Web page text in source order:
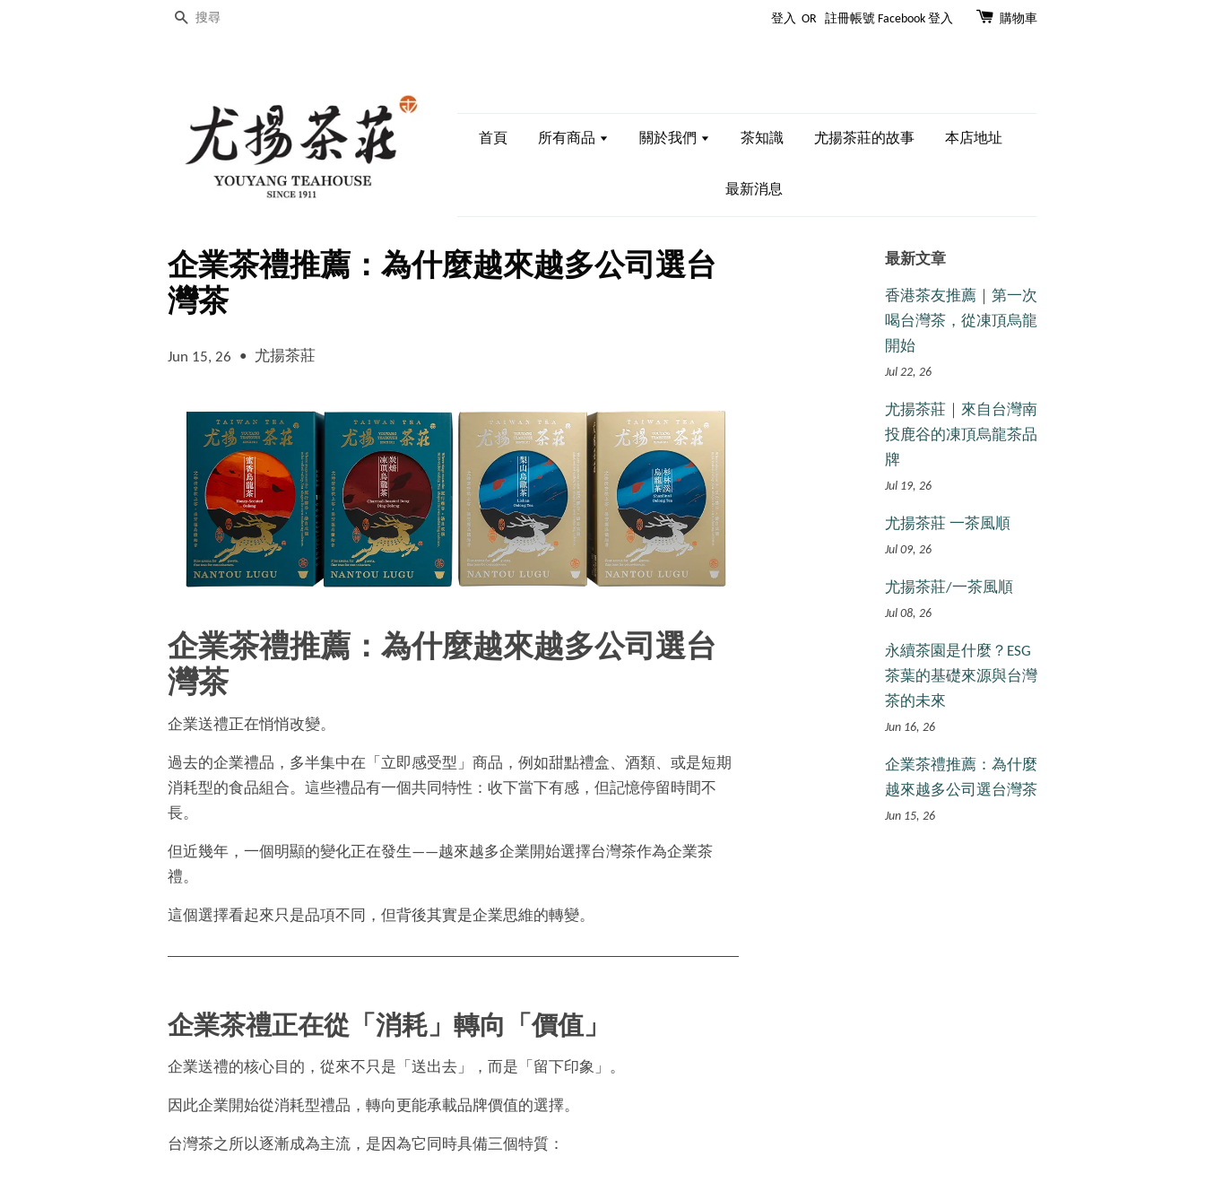
搜尋 登入 OR 註冊帳號 Facebook 登入 購物車
首頁 所有商品 關於我們 茶知識 尤揚茶莊的故事 本店地址
最新消息
企業茶禮推薦：為什麼越來越多公司選台
灣茶
Jun 15, 26 • 尤揚茶莊
企業茶禮推薦：為什麼越來越多公司選台
灣茶
企業送禮正在悄悄改變。
過去的企業禮品，多半集中在「立即感受型」商品，例如甜點禮盒、酒類、或是短期
消耗型的食品組合。這些禮品有一個共同特性：收下當下有感，但記憶停留時間不
長。
但近幾年，一個明顯的變化正在發生——越來越多企業開始選擇台灣茶作為企業茶
禮。
這個選擇看起來只是品項不同，但背後其實是企業思維的轉變。
企業茶禮正在從「消耗」轉向「價值」
企業送禮的核心目的，從來不只是「送出去」，而是「留下印象」。
因此企業開始從消耗型禮品，轉向更能承載品牌價值的選擇。
台灣茶之所以逐漸成為主流，是因為它同時具備三個特質：
最新文章
香港茶友推薦｜第一次
喝台灣茶，從凍頂烏龍
開始
Jul 22, 26
尤揚茶莊｜來自台灣南
投鹿谷的凍頂烏龍茶品
牌
Jul 19, 26
尤揚茶莊 一茶風順
Jul 09, 26
尤揚茶莊/一茶風順
Jul 08, 26
永續茶園是什麼？ESG
茶葉的基礎來源與台灣
茶的未來
Jun 16, 26
企業茶禮推薦：為什麼
越來越多公司選台灣茶
Jun 15, 26